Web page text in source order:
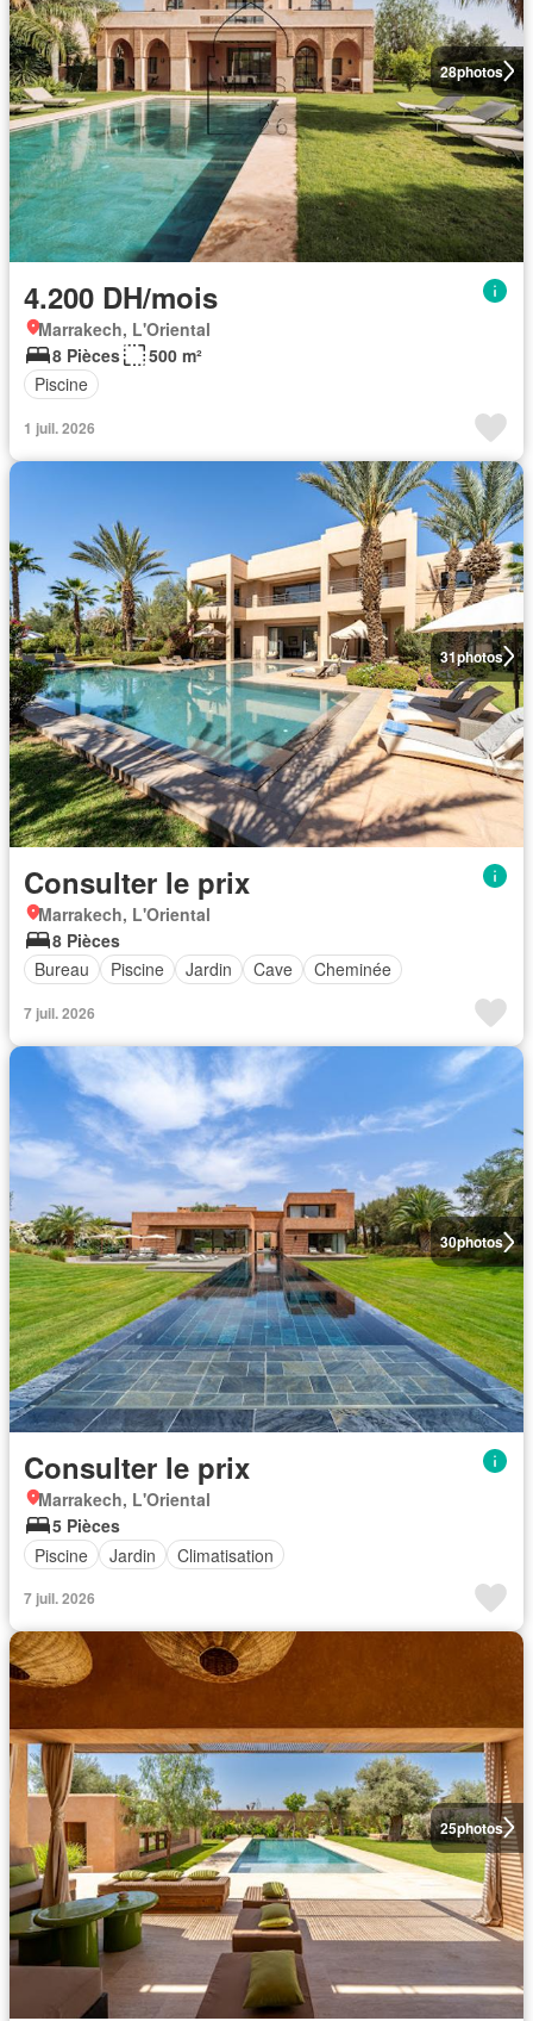
28photos
4.200 DH/mois
Marrakech, L'Oriental
8 Pièces
500 m²
Piscine
1 juil. 2026
31photos
Consulter le prix
Marrakech, L'Oriental
8 Pièces
Bureau
Piscine Jardin Cave Cheminée
7 juil. 2026
30photos
Consulter le prix
Marrakech, L'Oriental
5 Pièces
Piscine
Jardin Climatisation
7 juil. 2026
25photos